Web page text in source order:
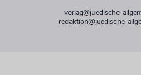
verlag@juedische-
redaktion@juedische-